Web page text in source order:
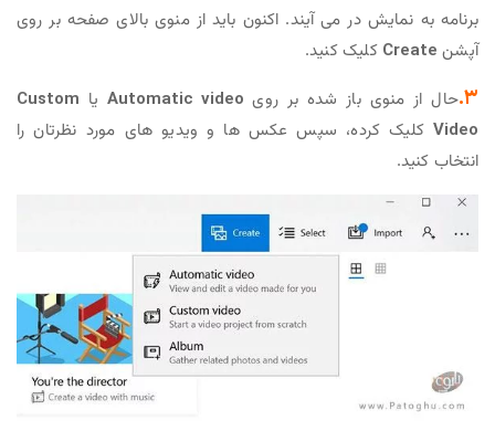
برنامه به نمایش در می آیند. اکنون باید از منوی بالای صفحه بر روی
آپشن Create کلیک کنید.
۳. حال از منوی باز شده بر روی Automatic video یا Custom
Video کلیک کرده، سپس عکس ها و ویدیو های مورد نظرتان را
انتخاب کنید.